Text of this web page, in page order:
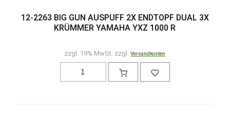
12-2263 BIG GUN AUSPUFF 2X ENDTOPF DUAL 3X
KRÜMMER YAMAHA YXZ 1000 R
zzgl. 19% MwSt. zzgl.Versandkosten